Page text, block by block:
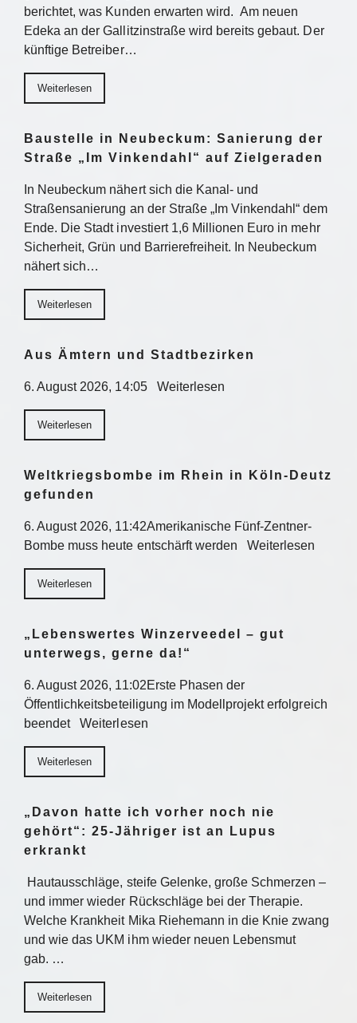
berichtet, was Kunden erwarten wird. Am neuen
Edeka an der Gallitzinstraße wird bereits gebaut. Der
künftige Betreiber…
Weiterlesen
Baustelle in Neubeckum: Sanierung der
Straße „Im Vinkendahl“ auf Zielgeraden
In Neubeckum nähert sich die Kanal- und
Straßensanierung an der Straße „Im Vinkendahl“ dem
Ende. Die Stadt investiert 1,6 Millionen Euro in mehr
Sicherheit, Grün und Barrierefreiheit. In Neubeckum
nähert sich…
Weiterlesen
Aus Ämtern und Stadtbezirken
6. August 2026, 14:05 Weiterlesen
Weiterlesen
Weltkriegsbombe im Rhein in Köln-Deutz
gefunden
6. August 2026, 11:42Amerikanische Fünf-Zentner-
Bombe muss heute entschärft werden Weiterlesen
Weiterlesen
„Lebenswertes Winzerveedel – gut
unterwegs, gerne da!“
6. August 2026, 11:02Erste Phasen der
Öffentlichkeitsbeteiligung im Modellprojekt erfolgreich
beendet Weiterlesen
Weiterlesen
„Davon hatte ich vorher noch nie
gehört“: 25-Jähriger ist an Lupus
erkrankt
Hautausschläge, steife Gelenke, große Schmerzen –
und immer wieder Rückschläge bei der Therapie.
Welche Krankheit Mika Riehemann in die Knie zwang
und wie das UKM ihm wieder neuen Lebensmut
gab. …
Weiterlesen